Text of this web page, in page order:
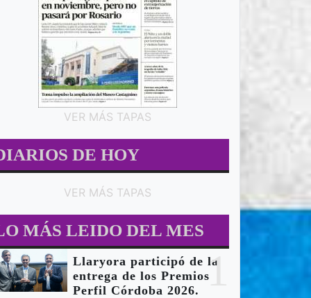
VER MÁS TAPAS
DE HOY
VER MÁS TAPAS
MÁS LEIDO DEL MES
1
Llaryora participó de la
entrega de los Premios
Perfil Córdoba 2026.